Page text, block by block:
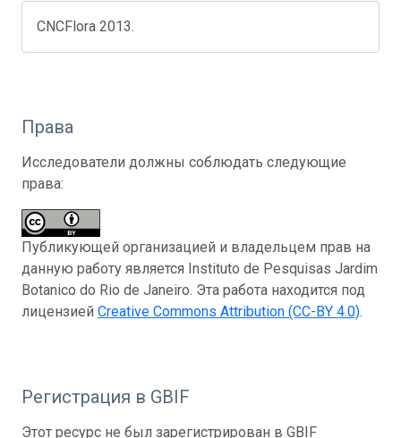
CNCFlora 2013.
Права
Исследователи должны соблюдать следующие
права:
Публикующей организацией и владельцем прав на
данную работу является Instituto de Pesquisas Jardim
Botanico do Rio de Janeiro. Эта работа находится под
лицензией Creative Commons Attribution (CC-BY 4.0).
Регистрация в GBIF
Этот ресурс не был зарегистрирован в GBIF